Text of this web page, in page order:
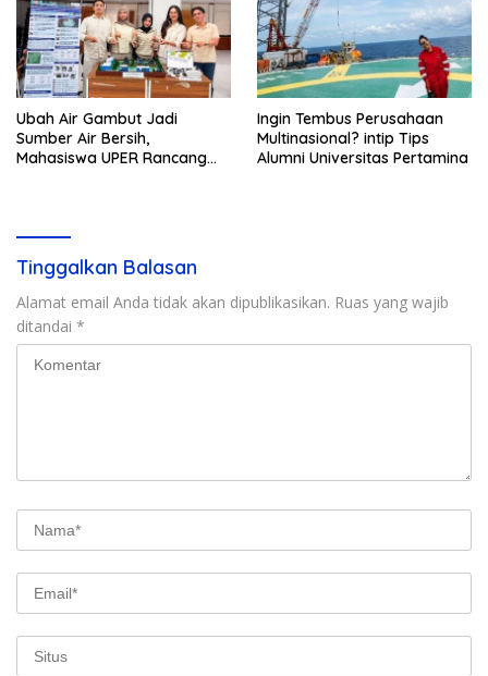
Ubah Air Gambut Jadi
Sumber Air Bersih,
Mahasiswa UPER Rancang
Ingin Tembus Perusahaan
Multinasional? intip Tips
Alumni Universitas Pertamina
Tinggalkan Balasan
Alamat email Anda tidak akan dipublikasikan. Ruas yang wajib
ditandai *